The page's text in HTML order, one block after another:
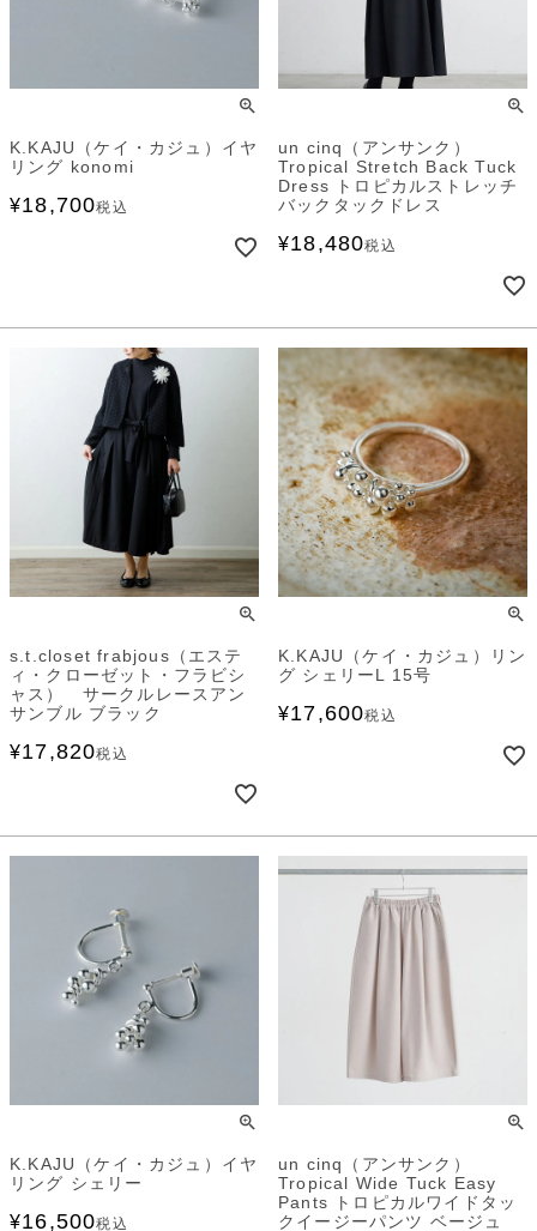
K.KAJU（ケイ・カジュ）イヤ
リング konomi
¥18,700税込
un cinq（アンサンク）
Tropical Stretch Back Tuck
Dress トロピカルストレッチ
バックタックドレス
¥18,480税込
s.t.closet frabjous（エステ
ィ・クローゼット・フラビシ
ャス） サークルレースアン
サンブル ブラック
¥17,820税込
K.KAJU（ケイ・カジュ）リン
グ シェリーL 15号
¥17,600税込
K.KAJU（ケイ・カジュ）イヤ
リング シェリー
¥16,500税込
un cinq（アンサンク）
Tropical Wide Tuck Easy
Pants トロピカルワイドタッ
クイージーパンツ ベージュ